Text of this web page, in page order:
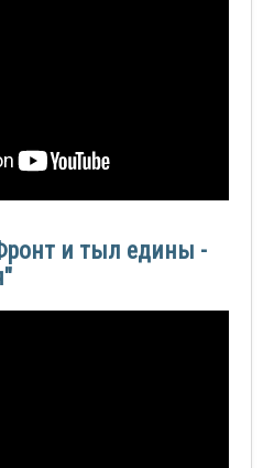
и тыл едины -